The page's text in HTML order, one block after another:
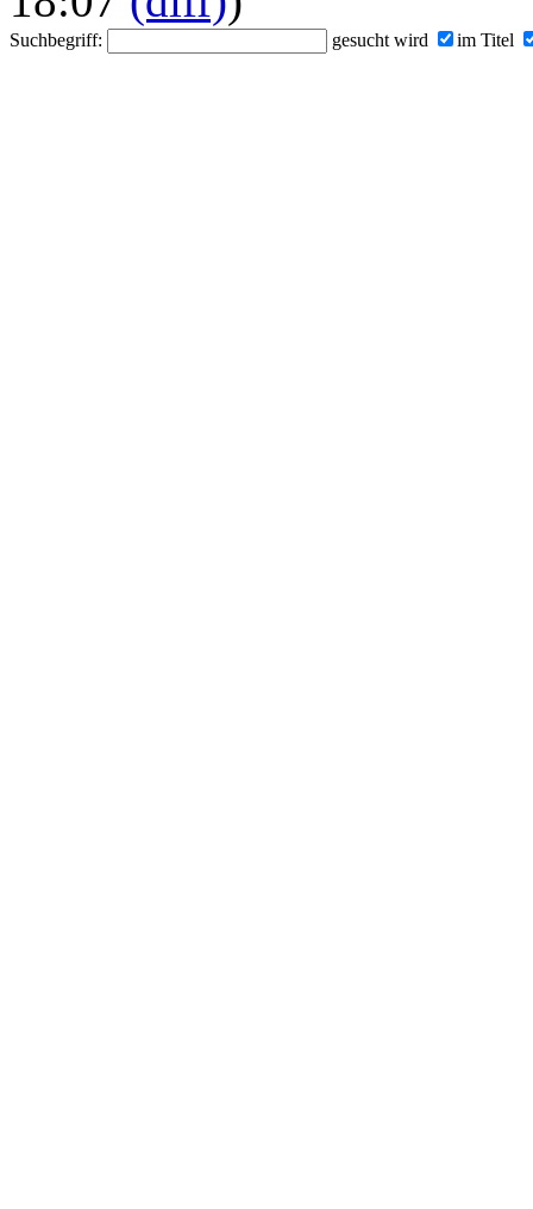
Suchbegriff: gesucht wird im Titel